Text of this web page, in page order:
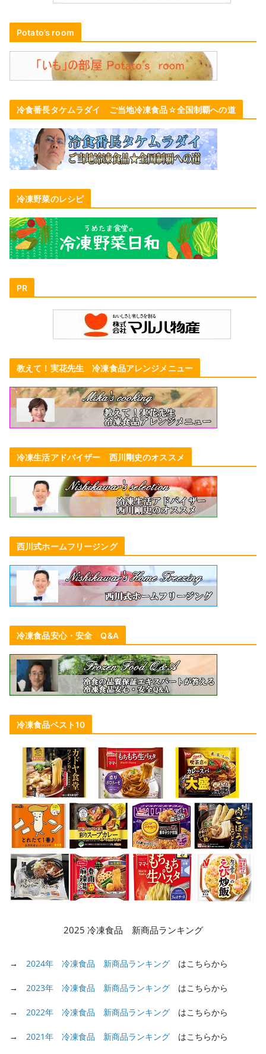
Potato’s room
冷食番長タケムラダイ ご当地冷凍食品☆全国制覇への道
冷凍野菜のレシピ
PR
教えて！実花先生 冷凍食品アレンジメニュー
冷凍生活アドバイザー 西川剛史のオススメ
西川式ホームフリージング
冷凍食品安心・安全 Q&A
冷凍食品ベスト10
2025 冷凍食品 新商品ランキング
→ 2024年 冷凍食品 新商品ランキング はこちらから
→ 2023年 冷凍食品 新商品ランキング はこちらから
→ 2022年 冷凍食品 新商品ランキング はこちらから
→ 2021年 冷凍食品 新商品ランキング はこちらから